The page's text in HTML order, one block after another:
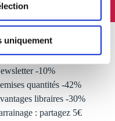
uniquement
-10%
quantités -42%
libraires -30%
: partagez 5€